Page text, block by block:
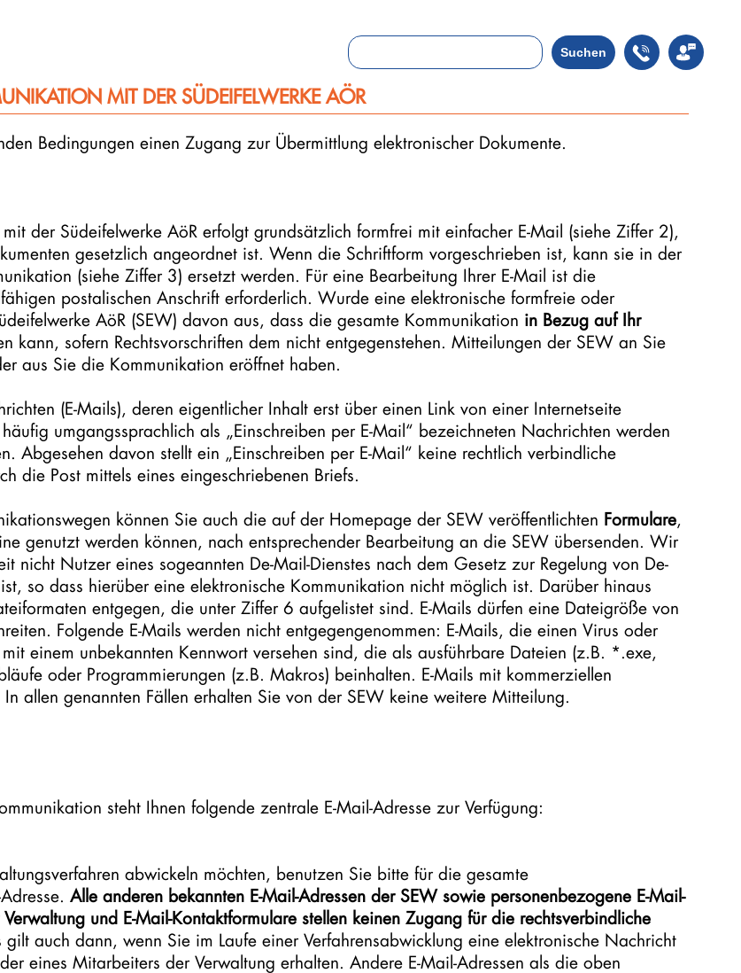
Suchen
MIT DER SÜDEIFELWERKE AÖR
Bedingungen einen Zugang zur Übermittlung elektronischer Dokumente.
der Südeifelwerke AöR erfolgt grundsätzlich formfrei mit einfacher E-Mail (siehe Ziffer 2),
gesetzlich angeordnet ist. Wenn die Schriftform vorgeschrieben ist, kann sie in der
(siehe Ziffer 3) ersetzt werden. Für eine Bearbeitung Ihrer E-Mail ist die
postalischen Anschrift erforderlich. Wurde eine elektronische formfreie oder
AöR (SEW) davon aus, dass die gesamte Kommunikation in Bezug auf Ihr
kann, sofern Rechtsvorschriften dem nicht entgegenstehen. Mitteilungen der SEW an Sie
aus Sie die Kommunikation eröffnet haben.
(E-Mails), deren eigentlicher Inhalt erst über einen Link von einer Internetseite
umgangssprachlich als „Einschreiben per E-Mail“ bezeichneten Nachrichten werden
Abgesehen davon stellt ein „Einschreiben per E-Mail“ keine rechtlich verbindliche
die Post mittels eines eingeschriebenen Briefs.
können Sie auch die auf der Homepage der SEW veröffentlichten Formulare,
genutzt werden können, nach entsprechender Bearbeitung an die SEW übersenden. Wir
nicht Nutzer eines sogeannten De-Mail-Dienstes nach dem Gesetz zur Regelung von De-
so dass hierüber eine elektronische Kommunikation nicht möglich ist. Darüber hinaus
entgegen, die unter Ziffer 6 aufgelistet sind. E-Mails dürfen eine Dateigröße von
Folgende E-Mails werden nicht entgegengenommen: E-Mails, die einen Virus oder
einem unbekannten Kennwort versehen sind, die als ausführbare Dateien (z.B. *.exe,
oder Programmierungen (z.B. Makros) beinhalten. E-Mails mit kommerziellen
allen genannten Fällen erhalten Sie von der SEW keine weitere Mitteilung.
steht Ihnen folgende zentrale E-Mail-Adresse zur Verfügung:
abwickeln möchten, benutzen Sie bitte für die gesamte
Alle anderen bekannten E-Mail-Adressen der SEW sowie personenbezogene E-Mail-
und E-Mail-Kontaktformulare stellen keinen Zugang für die rechtsverbindliche
gilt auch dann, wenn Sie im Laufe einer Verfahrensabwicklung eine elektronische Nachricht
eines Mitarbeiters der Verwaltung erhalten. Andere E-Mail-Adressen als die oben